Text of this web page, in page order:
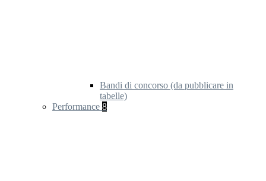
Bandi di concorso (da pubblicare in
tabelle)
Performance 8